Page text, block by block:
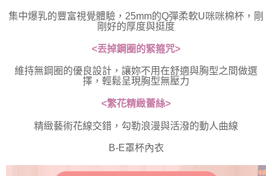
集中爆乳的豐富視覺體驗，25mm的Q彈柔軟U咪咪棉杯，剛
剛好的厚度與挺度
<丟掉鋼圈的緊箍咒>
維持無鋼圈的優良設計，讓妳不用在舒適與胸型之間做選
擇，輕鬆呈現胸型無壓力
<繁花精緻蕾絲>
精緻藝術花線交錯，勾勒浪漫與活潑的動人曲線
B-E罩杯內衣